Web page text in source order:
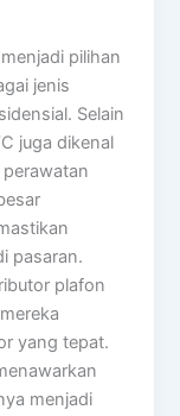
pilihan
jenis
Selain
juga dikenal
pasaran.
plafon
yang tepat.
menjadi